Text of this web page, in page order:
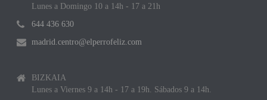
Lunes a Domingo 10 a 14h - 17 a 21h
644 436 630
madrid.centro@elperrofeliz.com
BIZKAIA
Lunes a Viernes 9 a 14h - 17 a 19h. Sábados 9 a 14h.